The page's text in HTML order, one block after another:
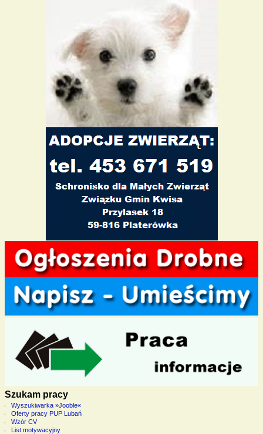
Szukam pracy
Wyszukiwarka »Jooble«
Oferty pracy PUP Lubań
Wzór CV
List motywacyjny